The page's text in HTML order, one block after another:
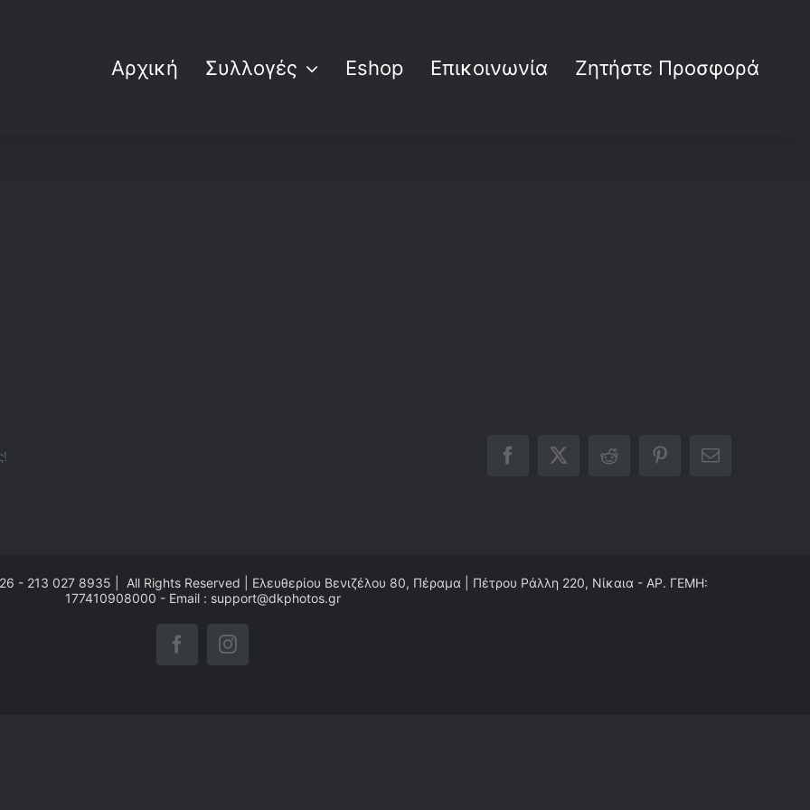
Αρχική Συλλογές Eshop Επικοινωνία Ζητήστε Προσφορά
Facebook
X RedditPinterestEmail
- 213 027 8935 | All Rights Reserved | Ελευθερίου Βενιζέλου 80, Πέραμα | Πέτρου Ράλλη 220, Νίκαια - ΑΡ. ΓΕΜΗ:
177410908000 - Email : support@dkphotos.gr
FacebookInstagram